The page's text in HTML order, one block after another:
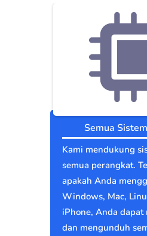
Semua
Kami mendukung
semua perangkat.
apakah Anda
Windows, Mac,
iPhone, Anda dapat
dan mengunduh